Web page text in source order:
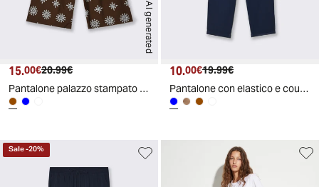
AI generated
Prezzo attuale
15.00€ Prezzo originale
20.99€
Pantalone palazzo stampato con cintura - Moro
Prezzo attuale
10.00€ Prezzo originale
19.99€
Pantalone con elastico e coulisse - Blu
Sale-20%